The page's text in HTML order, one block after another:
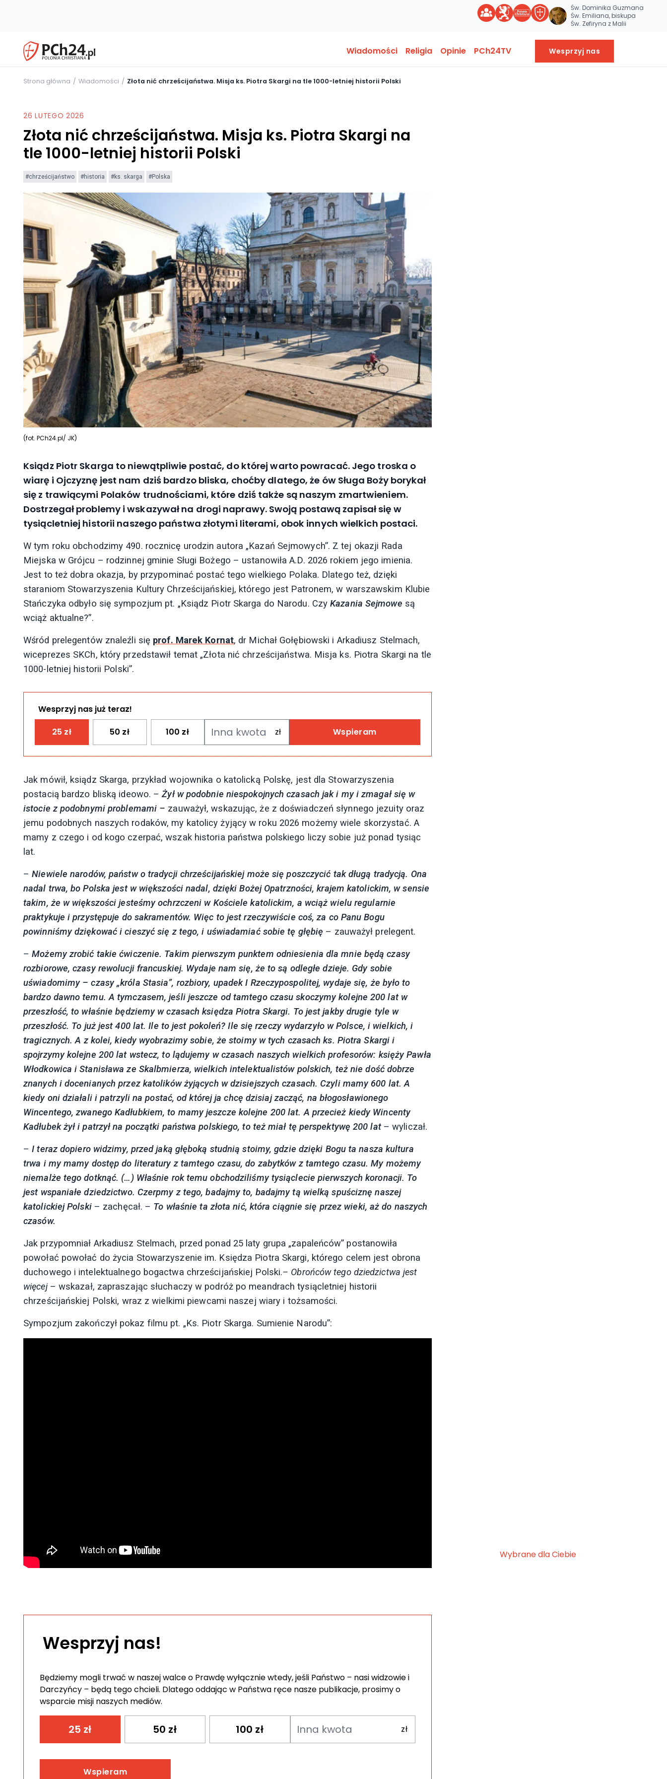
Św. Dominika Guzmana
Św. Emiliana, biskupa
Św. Zefiryna z Malii
Wiadomości Religia Opinie PCh24TV Wesprzyj nas
Strona główna Wiadomości Złota nić chrześcijaństwa. Misja ks. Piotra Skargi na tle 1000-letniej historii Polski
26 LUTEGO 2026
Złota nić chrześcijaństwa. Misja ks. Piotra Skargi na
tle 1000-letniej historii Polski
#chrześcijaństwo #historia #ks. skarga #Polska
(fot. PCh24.pl/ JK)
Ksiądz Piotr Skarga to niewątpliwie postać, do której warto powracać. Jego troska o
wiarę i Ojczyznę jest nam dziś bardzo bliska, choćby dlatego, że ów Sługa Boży borykał
się z trawiącymi Polaków trudnościami, które dziś także są naszym zmartwieniem.
Dostrzegał problemy i wskazywał na drogi naprawy. Swoją postawą zapisał się w
tysiącletniej historii naszego państwa złotymi literami, obok innych wielkich postaci.
W tym roku obchodzimy 490. rocznicę urodzin autora „Kazań Sejmowych”. Z tej okazji Rada
Miejska w Grójcu – rodzinnej gminie Sługi Bożego – ustanowiła A.D. 2026 rokiem jego imienia.
Jest to też dobra okazja, by przypominać postać tego wielkiego Polaka. Dlatego też, dzięki
staraniom Stowarzyszenia Kultury Chrześcijańskiej, którego jest Patronem, w warszawskim Klubie
Stańczyka odbyło się sympozjum pt. „Ksiądz Piotr Skarga do Narodu. CzyKazania Sejmowe są
wciąż aktualne?”.
Wśród prelegentów znaleźli się prof. Marek Kornat, dr Michał Gołębiowski i Arkadiusz Stelmach,
wiceprezes SKCh, który przedstawił temat „Złota nić chrześcijaństwa. Misja ks. Piotra Skargi na tle
1000-letniej historii Polski”.
Wesprzyj nas już teraz!
25 zł 50 zł 100 zł Wspieram
Jak mówił, ksiądz Skarga, przykład wojownika o katolicką Polskę, jest dla Stowarzyszenia
postacią bardzo bliską ideowo. –Żył w podobnie niespokojnych czasach jak i my i zmagał się w
istocie z podobnymi problemami – zauważył, wskazując, że z doświadczeń słynnego jezuity oraz
jemu podobnych naszych rodaków, my katolicy żyjący w roku 2026 możemy wiele skorzystać. A
mamy z czego i od kogo czerpać, wszak historia państwa polskiego liczy sobie już ponad tysiąc
lat.
–Niewiele narodów, państw o tradycji chrześcijańskiej może się poszczycić tak długą tradycją. Ona
nadal trwa, bo Polska jest w większości nadal, dzięki Bożej Opatrzności, krajem katolickim, w sensie
takim, że w większości jesteśmy ochrzczeni w Kościele katolickim, a wciąż wielu regularnie
praktykuje i przystępuje do sakramentów. Więc to jest rzeczywiście coś, za co Panu Bogu
powinniśmy dziękować i cieszyć się z tego, i uświadamiać sobie tę głębię – zauważył prelegent.
–Możemy zrobić takie ćwiczenie. Takim pierwszym punktem odniesienia dla mnie będą czasy
rozbiorowe, czasy rewolucji francuskiej. Wydaje nam się, że to są odległe dzieje. Gdy sobie
uświadomimy – czasy „króla Stasia”, rozbiory, upadek I Rzeczypospolitej, wydaje się, że było to
bardzo dawno temu. A tymczasem, jeśli jeszcze od tamtego czasu skoczymy kolejne 200 lat w
przeszłość, to właśnie będziemy w czasach księdza Piotra Skargi. To jest jakby drugie tyle w
przeszłość. To już jest 400 lat. Ile to jest pokoleń? Ile się rzeczy wydarzyło w Polsce, i wielkich, i
tragicznych. A z kolei, kiedy wyobrazimy sobie, że stoimy w tych czasach ks. Piotra Skargi i
spojrzymy kolejne 200 lat wstecz, to lądujemy w czasach naszych wielkich profesorów: księży Pawła
Włodkowica i Stanisława ze Skalbmierza, wielkich intelektualistów polskich, też nie dość dobrze
znanych i docenianych przez katolików żyjących w dzisiejszych czasach. Czyli mamy 600 lat. A
kiedy oni działali i patrzyli na postać, od której ja chcę dzisiaj zacząć, na błogosławionego
Wincentego, zwanego Kadłubkiem, to mamy jeszcze kolejne 200 lat. A przecież kiedy Wincenty
Kadłubek żył i patrzył na początki państwa polskiego, to też miał tę perspektywę 200 lat– wyliczał.
–I teraz dopiero widzimy, przed jaką głęboką studnią stoimy, gdzie dzięki Bogu ta nasza kultura
trwa i my mamy dostęp do literatury z tamtego czasu, do zabytków z tamtego czasu. My możemy
niemalże tego dotknąć. (…) Właśnie rok temu obchodziliśmy tysiąclecie pierwszych koronacji. To
jest wspaniałe dziedzictwo. Czerpmy z tego, badajmy to, badajmy tą wielką spuściznę naszej
katolickiej Polski– zachęcał. – To właśnie ta złota nić, która ciągnie się przez wieki, aż do naszych
czasów.
Jak przypomniał Arkadiusz Stelmach, przed ponad 25 laty grupa „zapaleńców” postanowiła
powołać powołać do życia Stowarzyszenie im. Księdza Piotra Skargi, którego celem jest obrona
duchowego i intelektualnego bogactwa chrześcijańskiej Polski.– Obrońców tego dziedzictwa jest
więcej– wskazał, zapraszając słuchaczy w podróż po meandrach tysiącletniej historii
chrześcijańskiej Polski, wraz z wielkimi piewcami naszej wiary i tożsamości.
Sympozjum zakończył pokaz filmu pt. „Ks. Piotr Skarga. Sumienie Narodu”:
Wesprzyj nas!
Będziemy mogli trwać w naszej walce o Prawdę wyłącznie wtedy, jeśli Państwo – nasi widzowie i
Darczyńcy – będą tego chcieli. Dlatego oddając w Państwa ręce nasze publikacje, prosimy o
wsparcie misji naszych mediów.
25 zł 50 zł 100 zł
Wspieram
Wybrane dla Ciebie